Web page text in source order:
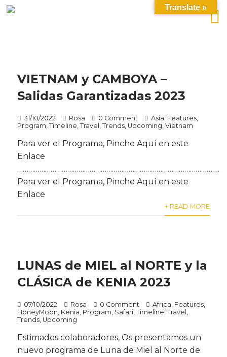
VIETNAM y CAMBOYA –
Salidas Garantizadas 2023
31/10/2022 Rosa 0 Comment Asia Features
Program ,Timeline ,Travel ,Trends Upcoming ,Vietnam
Para ver el Programa, Pinche Aquí en este
Enlace
Para ver el Programa, Pinche Aquí en este
Enlace
+ READ MORE
LUNAS de MIEL al NORTE y la
CLÁSICA de KENIA 2023
07/10/2022 Rosa 0 Comment Africa Features
HoneyMoon Kenia Program Safari ,Timeline ,Travel
Trends Upcoming
Estimados colaboradores, Os presentamos un
nuevo programa de Luna de Miel al Norte de
Translate »